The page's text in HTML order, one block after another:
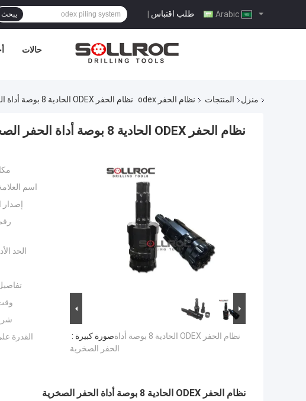
طلب اقتباس | يبحث
حالات
منزل المنتجات نظام الحفر odex نظام الحفر ODEX الحادية 8 بوصة أداة الحفر الصخرية
نظام الحفر ODEX الحادية 8 بوصة أداة الحفر الصخرية
صورة كبيرة :نظام الحفر ODEX الحادية 8 بوصة أداة
الحفر الصخرية
اسم
إصدار
الحد
القدرة
نظام الحفر ODEX الحادية 8 بوصة أداة الحفر الصخرية